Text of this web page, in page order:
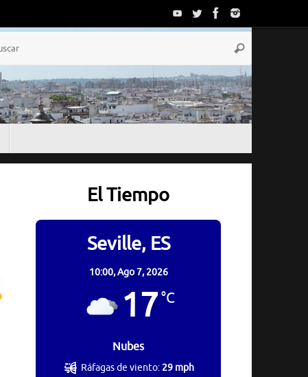
Buscar
El Tiempo
Seville, ES
10:00,Ago 7, 2026
17°C
Nubes
Ráfagas de viento:29 mph